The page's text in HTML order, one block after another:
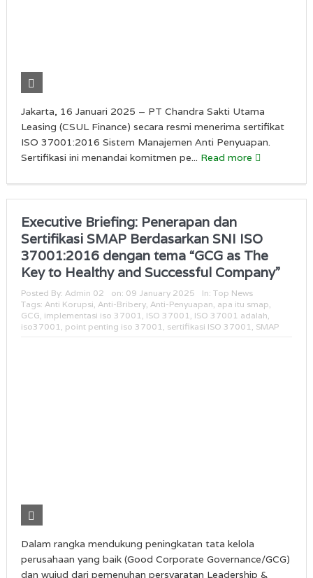
Jakarta, 16 Januari 2025 – PT Chandra Sakti Utama
Leasing (CSUL Finance) secara resmi menerima sertifikat
ISO 37001:2016 Sistem Manajemen Anti Penyuapan.
Sertifikasi ini menandai komitmen pe... Read more
Executive Briefing: Penerapan dan
Sertifikasi SMAP Berdasarkan SNI ISO
37001:2016 dengan tema “GCG as The
Key to Healthy and Successful Company”
Posted By: Admin 02 on: 09 January 2025 In: Top News
Tags: Anti Korupsi, Anti-Bribery, Anti-Penyuapan, apa itu smap,
GCG, implementasi iso 37001, ISO 37001, ISO 37001 adalah,
iso37001, point penting iso 37001, sertifikasi ISO 37001, SMAP
Dalam rangka mendukung peningkatan tata kelola
perusahaan yang baik (Good Corporate Governance/GCG)
dan wujud dari pemenuhan persyaratan Leadership &